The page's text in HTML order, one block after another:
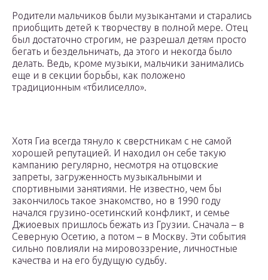
Родители мальчиков были музыкантами и старались
приобщить детей к творчеству в полной мере. Отец
был достаточно строгим, не разрешал детям просто
бегать и бездельничать, да этого и некогда было
делать. Ведь, кроме музыки, мальчики занимались
еще и в секции борьбы, как положено
традиционным «тбилиселло».
Хотя Гиа всегда тянуло к сверстникам с не самой
хорошей репутацией. И находил он себе такую
кампанию регулярно, несмотря на отцовские
запреты, загруженность музыкальными и
спортивными занятиями. Не известно, чем бы
закончилось такое знакомство, но в 1990 году
начался грузино-осетинский конфликт, и семье
Джиоевых пришлось бежать из Грузии. Сначала – в
Северную Осетию, а потом – в Москву. Эти события
сильно повлияли на мировоззрение, личностные
качества и на его будущую судьбу.